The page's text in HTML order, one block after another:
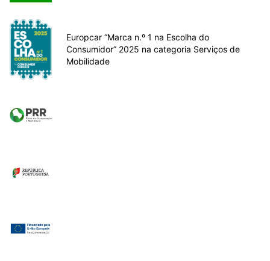
Europcar “Marca n.º 1 na Escolha do
Consumidor” 2025 na categoria Serviços de
Mobilidade